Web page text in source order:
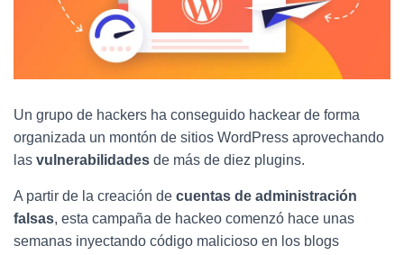
Un grupo de hackers ha conseguido hackear de forma
organizada un montón de sitios WordPress aprovechando
las vulnerabilidades de más de diez plugins.
A partir de la creación de cuentas de administración
falsas, esta campaña de hackeo comenzó hace unas
semanas inyectando código malicioso en los blogs